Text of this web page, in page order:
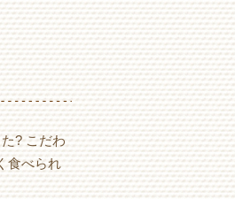
? こだわ
食べられ